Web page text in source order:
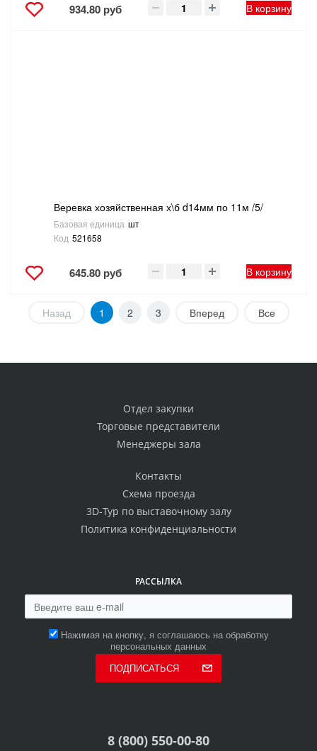
934.80 руб В корзину
Веревка хозяйственная х\б d14мм по 11м /5/
Базовая единица шт
Код 521658
645.80 руб В корзину
Назад 1 2 3 Вперед Все
Отдел закупки
Торговые представители
Менеджеры зала
Контакты
Схема проезда
3D-Тур по выставочному залу
Политика конфиденциальности
РАССЫЛКА
Нажимая на кнопку, я соглашаюсь на обработку
персональных данных
ПОДПИСАТЬСЯ
8 (800) 550-00-80